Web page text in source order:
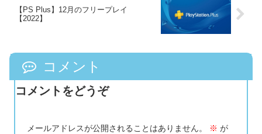
【PS Plus】12月のフリープレイ
【2022】
コメント
コメントをどうぞ
メールアドレスが公開されることはありません。 ※ が